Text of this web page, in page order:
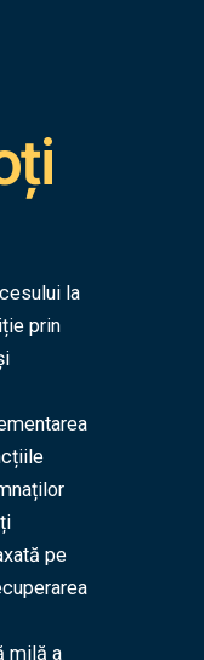
la
prin
pe
milă a